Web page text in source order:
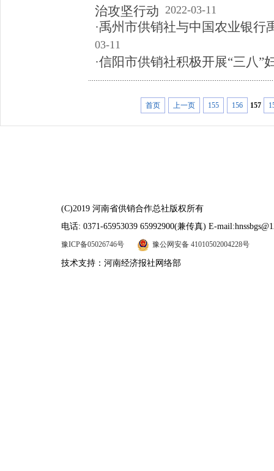
治攻坚行动 2022-03-11
·禹州市供销社与中国农业银
03-11
·信阳市供销社积极开展“三八”
首页 上一页 155 156 157
(C)2019 河南省供销合作总社版权所有
电话: 0371-65953039 65992900(兼传真) E-
豫ICP备05026746号 豫公网安备 41010502004228号
技术支持：河南经济报社网络部